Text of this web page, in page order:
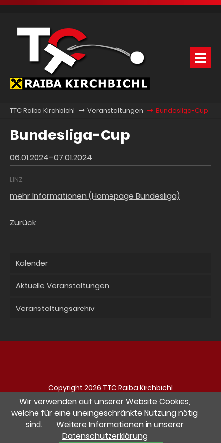
TTC Raiba Kirchbichl Veranstaltungen Bundesliga-Cup
Bundesliga-Cup
06.01.2024–07.01.2024
LINZ
mehr Informationen (Homepage Bundesliga)
Zurück
Kalender
Aktuelle Veranstaltungen
Veranstaltungsarchiv
Copyright 2026 TTC Raiba Kirchbichl
Navigation
überspringen
Impressum Datenschutz Kontakt
Besuche uns auf Facebook
Wir verwenden auf unserer Website Cookies,
welche für eine uneingeschränkte Nutzung nötig
sind.
Weitere Informationen in unserer
Datenschutzerklärung